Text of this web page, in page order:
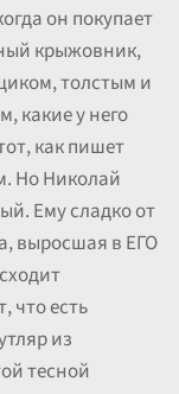
он покупает
крыжовник,
толстым и
какие у него
как пишет
Но Николай
Ему сладко от
выросшая в ЕГО
что есть
из
тесной